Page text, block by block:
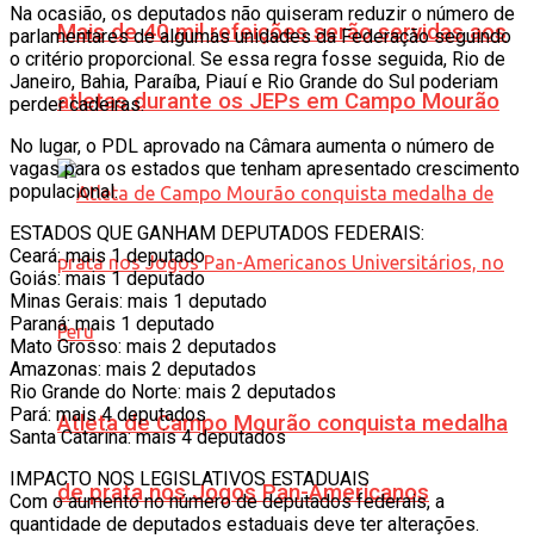
Mais de 40 mil refeições serão servidas aos
atletas durante os JEPs em Campo Mourão
Atleta de Campo Mourão conquista medalha
de prata nos Jogos Pan-Americanos
Na ocasião, os deputados não quiseram reduzir o número de
parlamentares de algumas unidades da Federação seguindo
o critério proporcional. Se essa regra fosse seguida, Rio de
Janeiro, Bahia, Paraíba, Piauí e Rio Grande do Sul poderiam
perder cadeiras.
No lugar, o PDL aprovado na Câmara aumenta o número de
vagas para os estados que tenham apresentado crescimento
populacional.
ESTADOS QUE GANHAM DEPUTADOS FEDERAIS:
Ceará: mais 1 deputado
Goiás: mais 1 deputado
Minas Gerais: mais 1 deputado
Paraná: mais 1 deputado
Mato Grosso: mais 2 deputados
Amazonas: mais 2 deputados
Rio Grande do Norte: mais 2 deputados
Pará: mais 4 deputados
Santa Catarina: mais 4 deputados
IMPACTO NOS LEGISLATIVOS ESTADUAIS
Com o aumento no número de deputados federais, a
quantidade de deputados estaduais deve ter alterações.